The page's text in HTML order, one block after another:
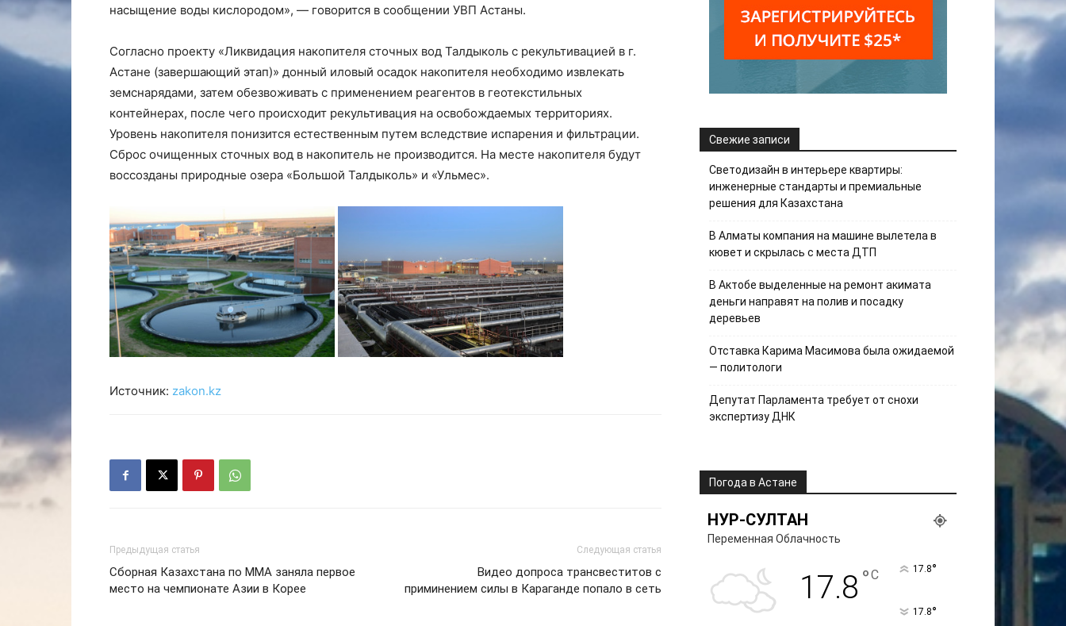
насыщение воды кислородом», — говорится в сообщении УВП Астаны.
Согласно проекту «Ликвидация накопителя сточных вод Талдыколь с рекультивацией в г.
Астане (завершающий этап)» донный иловый осадок накопителя необходимо извлекать
земснарядами, затем обезвоживать с применением реагентов в геотекстильных
контейнерах, после чего происходит рекультивация на освобождаемых территориях.
Уровень накопителя понизится естественным путем вследствие испарения и фильтрации.
Сброс очищенных сточных вод в накопитель не производится. На месте накопителя будут
воссозданы природные озера «Большой Талдыколь» и «Ульмес».
Источник: zakon.kz
Предыдущая статья
Сборная Казахстана по ММА заняла первое
место на чемпионате Азии в Корее
Следующая статья
Видео допроса трансвеститов с
приминением силы в Караганде попало в сеть
Свежие записи
Светодизайн в интерьере квартиры:
инженерные стандарты и премиальные
решения для Казахстана
В Алматы компания на машине вылетела в
кювет и скрылась с места ДТП
В Актобе выделенные на ремонт акимата
деньги направят на полив и посадку
деревьев
Отставка Карима Масимова была ожидаемой
— политологи
Депутат Парламента требует от снохи
экспертизу ДНК
Погода в Астане
НУР-СУЛТАН
Переменная Облачность
17.8 °C 17.8°
17.8°